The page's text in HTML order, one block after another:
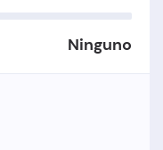
Ninguno